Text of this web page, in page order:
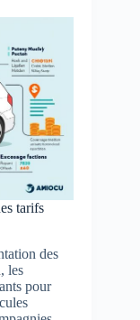
tarifs
des
les
pour